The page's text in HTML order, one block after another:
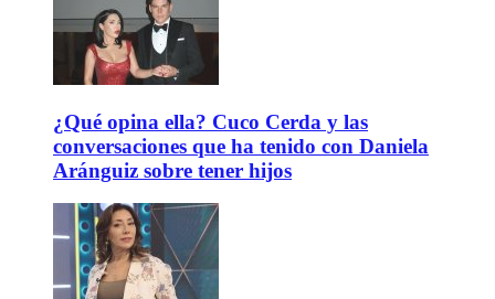
¿Qué opina ella? Cuco Cerda y las
conversaciones que ha tenido con Daniela
Aránguiz sobre tener hijos